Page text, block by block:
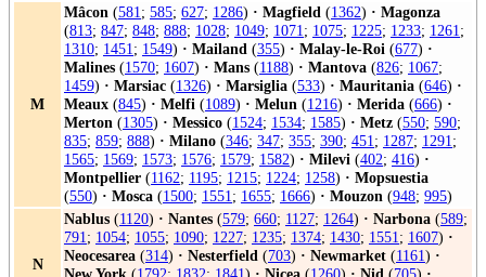
M
Mâcon (581; 585; 627; 1286) · Magfield (1362) · Magonza
(813; 847; 848; 888; 1028; 1049; 1071; 1075; 1225; 1233; 1261;
1310; 1451; 1549) · Mailand (355) · Malay-le-Roi (677) ·
Malines (1570; 1607) · Mans (1188) · Mantova (826; 1067;
1459) · Marsiac (1326) · Marsiglia (533) · Mauritania (646) ·
Meaux (845) · Melfi (1089) · Melun (1216) · Merida (666) ·
Merton (1305) · Messico (1524; 1534; 1585) · Metz (550; 590;
835; 859; 888) · Milano (346; 347; 355; 390; 451; 1287; 1291;
1565; 1569; 1573; 1576; 1579; 1582) · Milevi (402; 416) ·
Montpellier (1162; 1195; 1215; 1224; 1258) · Mopsuestia
(550) · Mosca (1500; 1551; 1655; 1666) · Mouzon (948; 995)
N
Nablus (1120) · Nantes (579; 660; 1127; 1264) · Narbona (589;
791; 1054; 1055; 1090; 1227; 1235; 1374; 1430; 1551; 1607) ·
Neocesarea (314) · Nesterfield (703) · Newmarket (1161) ·